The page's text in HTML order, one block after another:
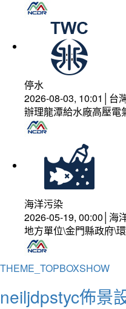
停水
2026-08-03, 10:01│台
辦理龍潭給水廠高壓電
海洋污染
2026-05-19, 00:00│海
地方單位\金門縣政府\
THEME_TOPBOXSHOW
neiljdpstyc佈景